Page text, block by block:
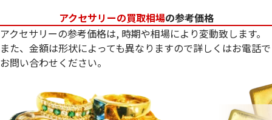
アクセサリーの買取相場の参考価格
アクセサリーの参考価格は, 時期や相場により変動致します。
また、金額は形状によっても異なりますので詳しくはお電話で
お問い合わせください。